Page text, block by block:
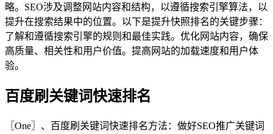
略。SEO涉及调整网站内容和结构，以遵循搜索引擎算法，以
提升在搜索结果中的位置。以下是提升快照排名的关键步骤：
了解和遵循搜索引擎的规则和最佳实践。优化网站内容，确保
高质量、相关性和用户价值。提高网站的加载速度和用户体
验。
百度刷关键词快速排名
〖One〗、百度刷关键词快速排名方法：做好SEO推广关键词